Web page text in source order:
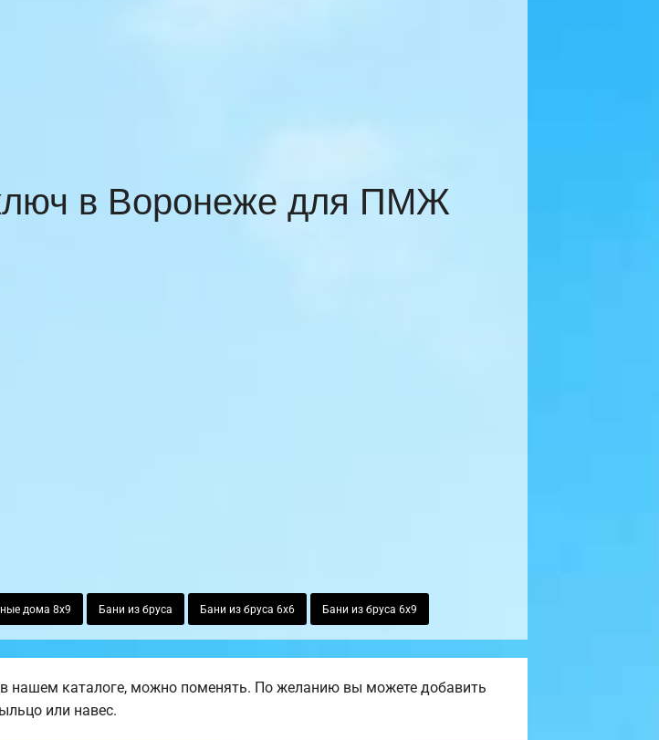
в Воронеже для ПМЖ
дома 8х9 Бани из бруса Бани из бруса 6х6 Бани из бруса 6х9
каталоге, можно поменять. По желанию вы можете добавить
или навес.